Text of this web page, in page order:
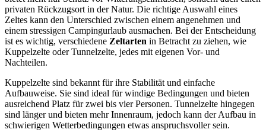
privaten Rückzugsort in der Natur. Die richtige Auswahl eines
Zeltes kann den Unterschied zwischen einem angenehmen und
einem stressigen Campingurlaub ausmachen. Bei der Entscheidung
ist es wichtig, verschiedene Zeltarten in Betracht zu ziehen, wie
Kuppelzelte oder Tunnelzelte, jedes mit eigenen Vor- und
Nachteilen.
Kuppelzelte sind bekannt für ihre Stabilität und einfache
Aufbauweise. Sie sind ideal für windige Bedingungen und bieten
ausreichend Platz für zwei bis vier Personen. Tunnelzelte hingegen
sind länger und bieten mehr Innenraum, jedoch kann der Aufbau in
schwierigen Wetterbedingungen etwas anspruchsvoller sein.